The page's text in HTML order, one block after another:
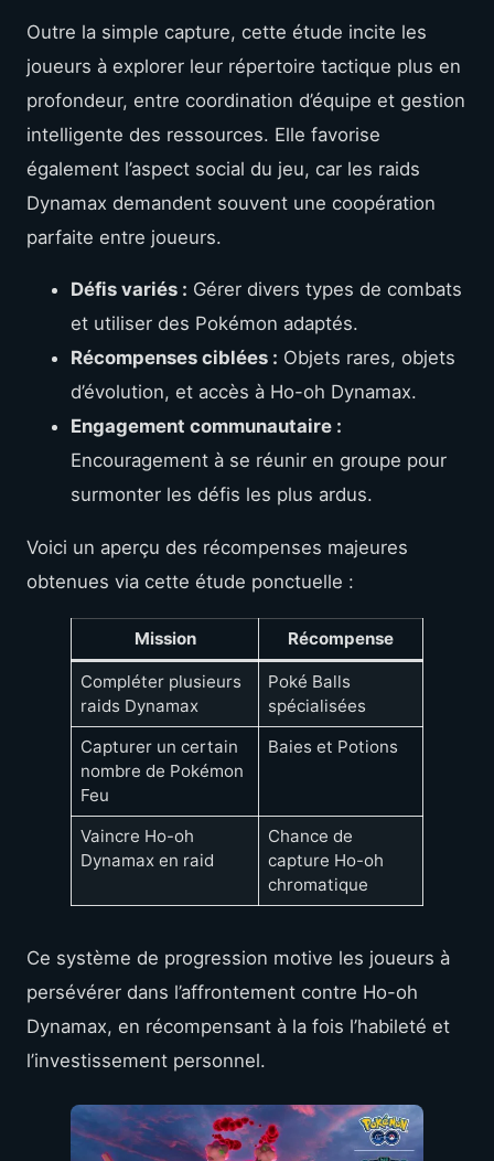
Outre la simple capture, cette étude incite les
joueurs à explorer leur répertoire tactique plus en
profondeur, entre coordination d’équipe et gestion
intelligente des ressources. Elle favorise
également l’aspect social du jeu, car les raids
Dynamax demandent souvent une coopération
parfaite entre joueurs.
Défis variés : Gérer divers types de combats
et utiliser des Pokémon adaptés.
Récompenses ciblées : Objets rares, objets
d’évolution, et accès à Ho-oh Dynamax.
Engagement communautaire :
Encouragement à se réunir en groupe pour
surmonter les défis les plus ardus.
Voici un aperçu des récompenses majeures
obtenues via cette étude ponctuelle :
Mission Récompense
Compléter plusieurs
raids Dynamax
Poké Balls
spécialisées
Capturer un certain
nombre de Pokémon
Feu
Baies et Potions
Vaincre Ho-oh
Dynamax en raid
Chance de
capture Ho-oh
chromatique
Ce système de progression motive les joueurs à
persévérer dans l’affrontement contre Ho-oh
Dynamax, en récompensant à la fois l’habileté et
l’investissement personnel.